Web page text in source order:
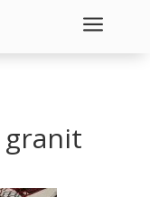
a
granit